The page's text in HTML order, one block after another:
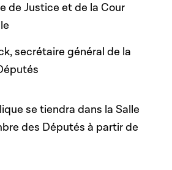
de Justice et de la Cour
secrétaire général de la
se tiendra dans la Salle
des Députés à partir de